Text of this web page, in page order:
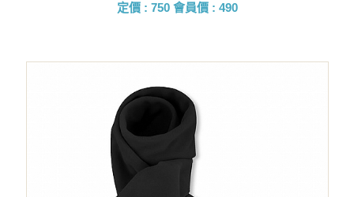
定價 : 750 會員價 : 490